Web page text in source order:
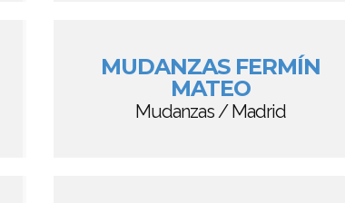
MUDANZAS FERMÍN
MATEO
Mudanzas / Madrid